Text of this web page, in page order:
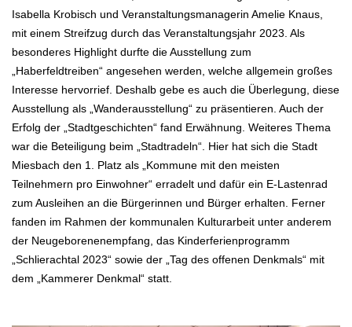
Isabella Krobisch und Veranstaltungsmanagerin Amelie Knaus,
mit einem Streifzug durch das Veranstaltungsjahr 2023. Als
besonderes Highlight durfte die Ausstellung zum
„Haberfeldtreiben“ angesehen werden, welche allgemein großes
Interesse hervorrief. Deshalb gebe es auch die Überlegung, diese
Ausstellung als „Wanderausstellung“ zu präsentieren. Auch der
Erfolg der „Stadtgeschichten“ fand Erwähnung. Weiteres Thema
war die Beteiligung beim „Stadtradeln“. Hier hat sich die Stadt
Miesbach den 1. Platz als „Kommune mit den meisten
Teilnehmern pro Einwohner“ erradelt und dafür ein E-Lastenrad
zum Ausleihen an die Bürgerinnen und Bürger erhalten. Ferner
fanden im Rahmen der kommunalen Kulturarbeit unter anderem
der Neugeborenenempfang, das Kinderferienprogramm
„Schlierachtal 2023“ sowie der „Tag des offenen Denkmals“ mit
dem „Kammerer Denkmal“ statt.